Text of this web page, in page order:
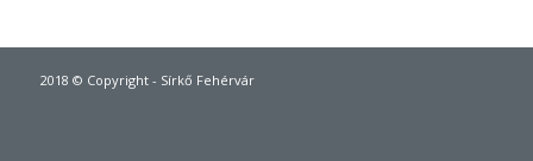
2018 © Copyright - Sírkő Fehérvár